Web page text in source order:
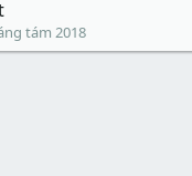
tám 2018